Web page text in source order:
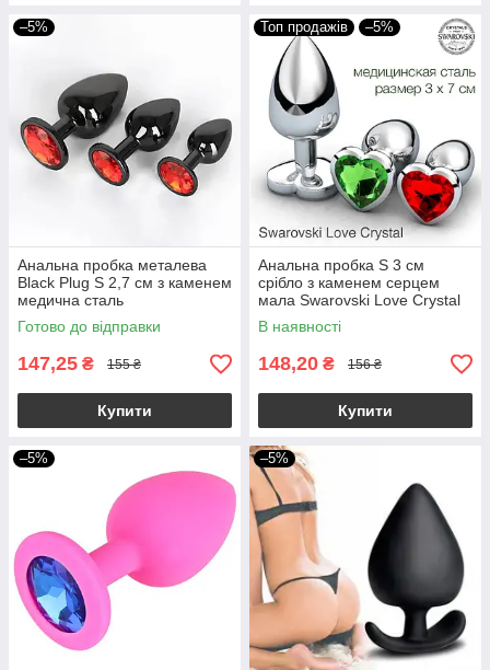
–5%
Анальна пробка металева
Black Plug S 2,7 см з каменем
медична сталь
Готово до відправки
147,25 ₴ 155 ₴
Купити
Топ продажів –5%
Анальна пробка S 3 см
срібло з каменем серцем
мала Swarovski Love Crystal
В наявності
148,20 ₴ 156 ₴
Купити
–5% –5%